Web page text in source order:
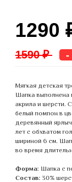
1290
1590 ₽ -
Мягкая детская
Шапка выполнена
акрила и шерсти.
белый помпон в
деревянный
лет с обхватом
шириной 6 см.
во время
Форма: Шапка с
Состав: 30%